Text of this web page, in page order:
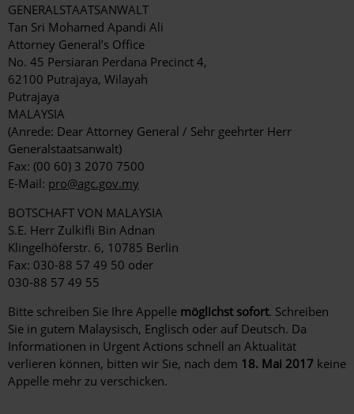
GENERALSTAATSANWALT
Tan Sri Mohamed Apandi Ali
Attorney General’s Office
No. 45 Persiaran Perdana Precinct 4,
62100 Putrajaya, Wilayah
Putrajaya
MALAYSIA
(Anrede: Dear Attorney General / Sehr geehrter Herr
Generalstaatsanwalt)
Fax: (00 60) 3 2070 7500
E-Mail: pro@agc.gov.my
BOTSCHAFT VON MALAYSIA
S.E. Herr Zulkifli Bin Adnan
Klingelhöferstr. 6, 10785 Berlin
Fax: 030-88 57 49 50 oder
030-88 57 49 55
Bitte schreiben Sie Ihre Appelle möglichst sofort. Schreiben
Sie in gutem Malaysisch, Englisch oder auf Deutsch. Da
Informationen in Urgent Actions schnell an Aktualität
verlieren können, bitten wir Sie, nach dem 18. Mai 2017 keine
Appelle mehr zu verschicken.